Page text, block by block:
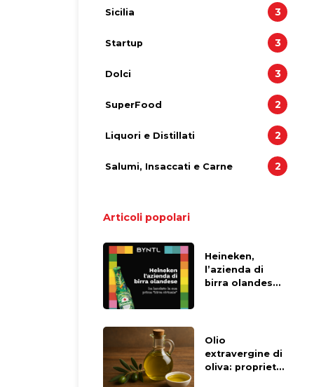
Sicilia 3
Startup 3
Dolci 3
SuperFood 2
Liquori e Distillati 2
Salumi, Insaccati e Carne 2
Articoli popolari
Heineken,
l’azienda di
birra olandese,
Olio
extravergine di
oliva: proprietà,